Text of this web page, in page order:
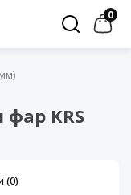
0
KRS
(0)